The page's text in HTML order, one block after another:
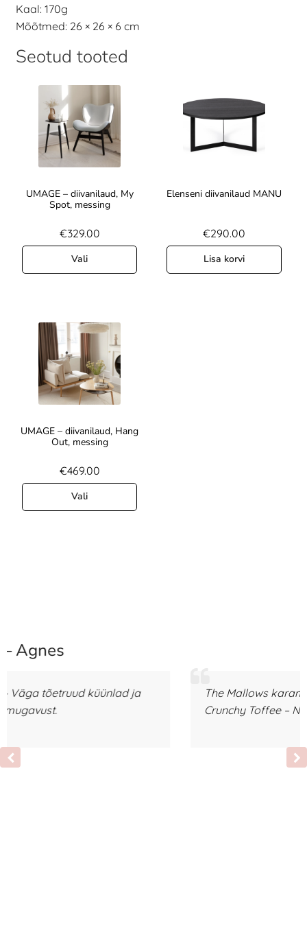
Kaal: 170g
Mõõtmed: 26 × 26 × 6 cm
Seotud tooted
UMAGE – diivanilaud, My
Spot, messing
€329.00
Vali
Elenseni diivanilaud MANU
€290.00
Lisa korvi
UMAGE – diivanilaud, Hang
Out, messing
€469.00
Vali
The Mallows karamellitäidisega vahukommid
Crunchy Toffee – Nii maitsvad!